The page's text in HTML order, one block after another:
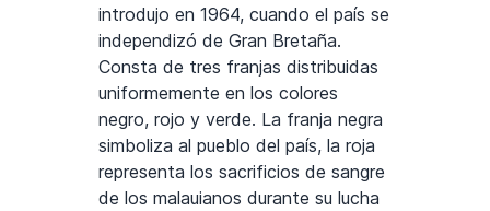
introdujo en 1964, cuando el país se
independizó de Gran Bretaña.
Consta de tres franjas distribuidas
uniformemente en los colores
negro, rojo y verde. La franja negra
simboliza al pueblo del país, la roja
representa los sacrificios de sangre
de los malauianos durante su lucha